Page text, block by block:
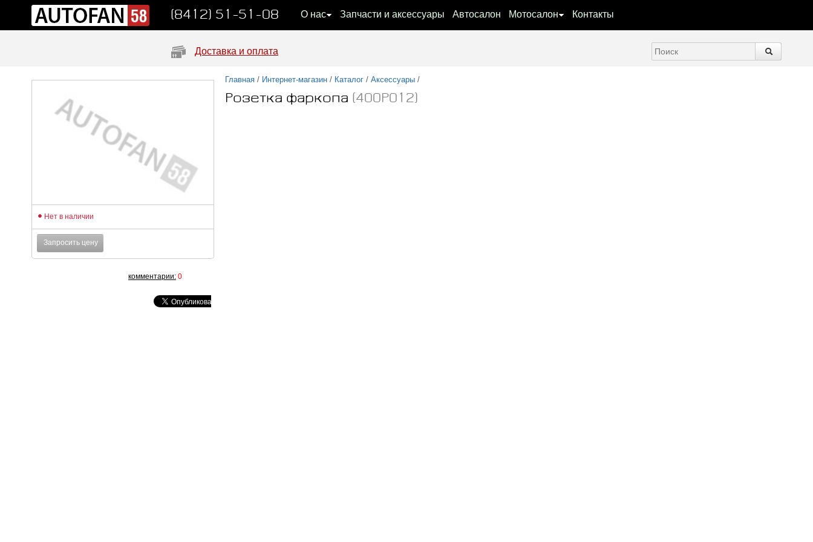
(8412) 51-51-08 О нас Запчасти и аксессуары Автосалон Мотосалон Контакты
Доставка и оплата
Главная / Интернет-магазин / Каталог / Аксессуары /
Розетка фаркопа (400P012)
Нет в наличии
Запросить цену
комментарии: 0